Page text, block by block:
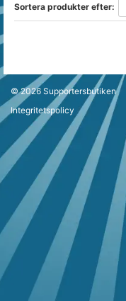
Sortera produkter efter:
© 2026 Supportersbutiken
Integritetspolicy